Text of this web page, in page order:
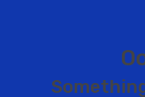
O
Somethin